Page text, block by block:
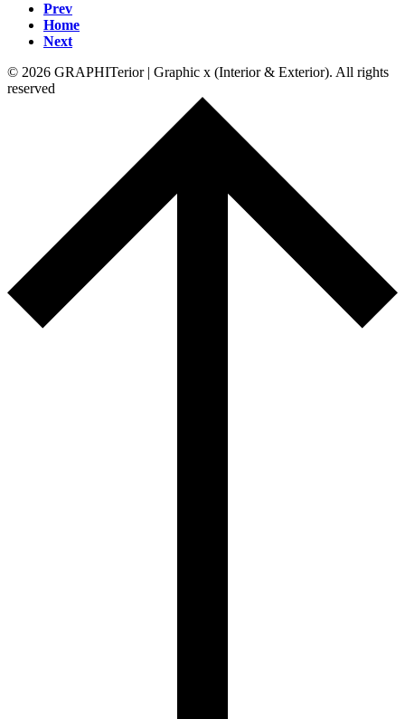
Prev
Home
Next
© 2026 GRAPHITerior | Graphic x (Interior & Exterior). All rights
reserved